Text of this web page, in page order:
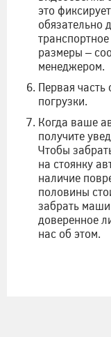
это
обязательно
размеры –
менеджером.
Первая часть
погрузки.
Когда ваше
получите
Чтобы
на стоянку
наличие
половины
забрать
доверенное
нас об этом.